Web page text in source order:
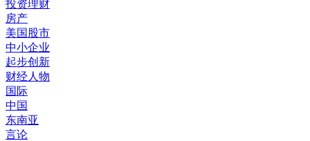
投资理财
房产
美国股市
中小企业
起步创新
财经人物
国际
中国
东南亚
言论